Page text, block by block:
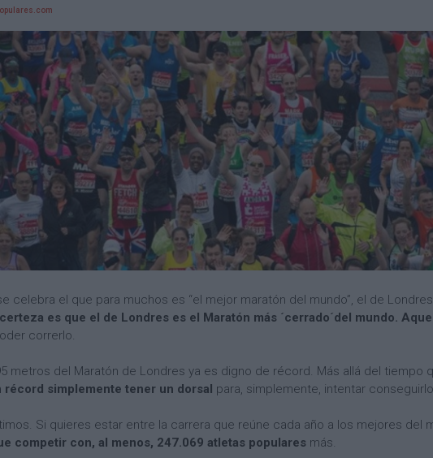
celebra el que para muchos es “el mejor maratón del mundo”, el de
es que el de Londres es el Maratón más ´cerrado´del mundo.
correrlo.
metros del Maratón de Londres ya es digno de récord. Más allá del tiempo
récord simplemente tener un dorsal para, simplemente, intentar
Si quieres estar entre la carrera que reúne cada año a los mejores del
competir con, al menos, 247.069 atletas populares más.